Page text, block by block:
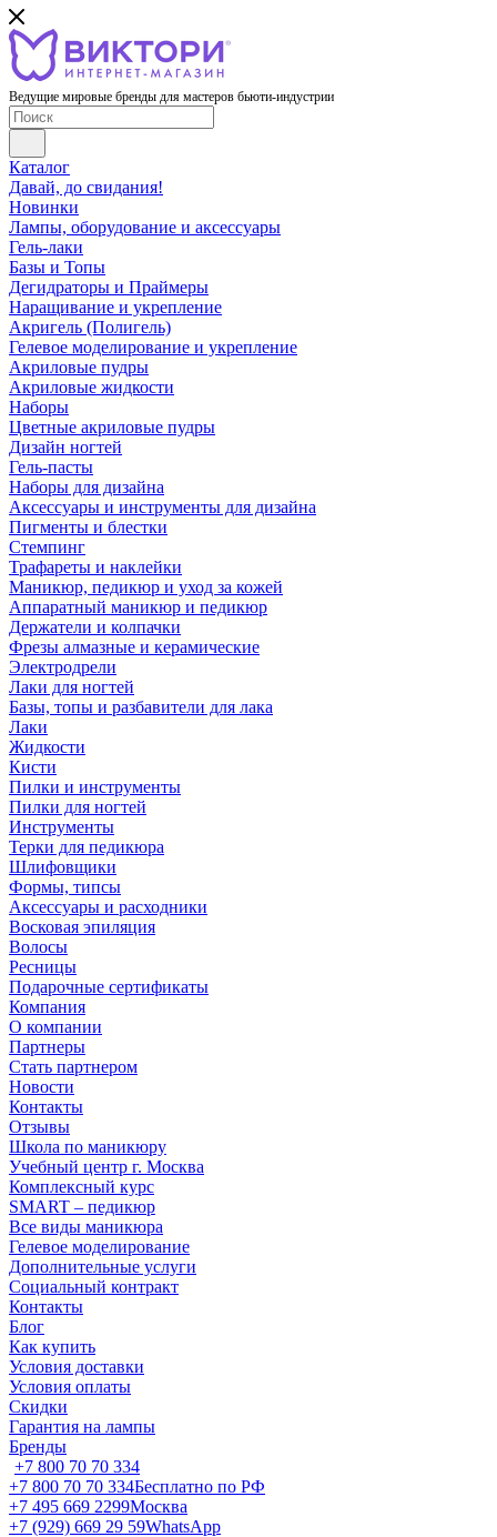
Ведущие мировые бренды для мастеров бьюти-индустрии
Каталог
Давай, до свидания!
Новинки
Лампы, оборудование и аксессуары
Гель-лаки
Базы и Топы
Дегидраторы и Праймеры
Наращивание и укрепление
Акригель (Полигель)
Гелевое моделирование и укрепление
Акриловые пудры
Акриловые жидкости
Наборы
Цветные акриловые пудры
Дизайн ногтей
Гель-пасты
Наборы для дизайна
Аксессуары и инструменты для дизайна
Пигменты и блестки
Стемпинг
Трафареты и наклейки
Маникюр, педикюр и уход за кожей
Аппаратный маникюр и педикюр
Держатели и колпачки
Фрезы алмазные и керамические
Электродрели
Лаки для ногтей
Базы, топы и разбавители для лака
Лаки
Жидкости
Кисти
Пилки и инструменты
Пилки для ногтей
Инструменты
Терки для педикюра
Шлифовщики
Формы, типсы
Аксессуары и расходники
Восковая эпиляция
Волосы
Ресницы
Подарочные сертификаты
Компания
О компании
Партнеры
Стать партнером
Новости
Контакты
Отзывы
Школа по маникюру
Учебный центр г. Москва
Комплексный курс
SMART – педикюр
Все виды маникюра
Гелевое моделирование
Дополнительные услуги
Социальный контракт
Контакты
Блог
Как купить
Условия доставки
Условия оплаты
Скидки
Гарантия на лампы
Бренды
+7 800 70 70 334
+7 800 70 70 334Бесплатно по РФ
+7 495 669 2299Москва
+7 (929) 669 29 59WhatsApp